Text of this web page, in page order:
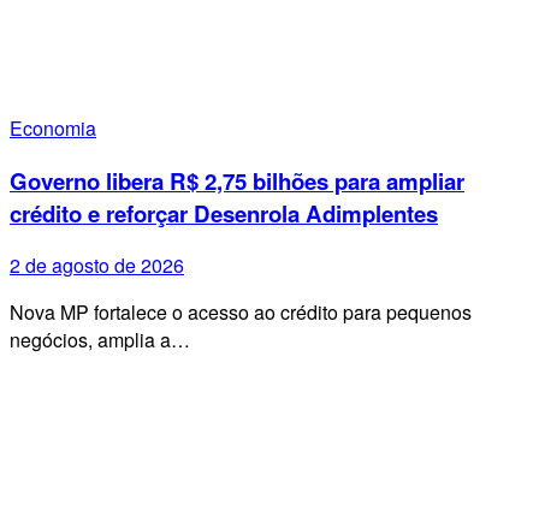
Economia
Governo libera R$ 2,75 bilhões para ampliar
crédito e reforçar Desenrola Adimplentes
2 de agosto de 2026
Nova MP fortalece o acesso ao crédito para pequenos
negócios, amplia a…